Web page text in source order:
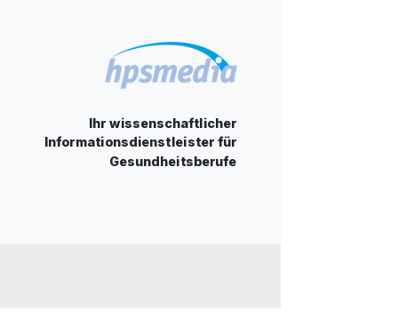
Ihr wissenschaftlicher
Informationsdienstleister für
Gesundheitsberufe